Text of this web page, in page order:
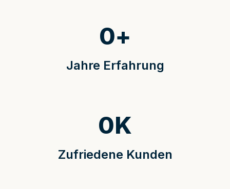
Jahre Erfahrung
0+
Zufriedene Kunden
0K